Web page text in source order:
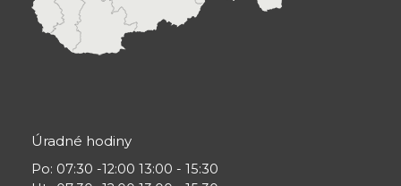
Úradné hodiny
Po: 07:30 -12:00 13:00 - 15:30